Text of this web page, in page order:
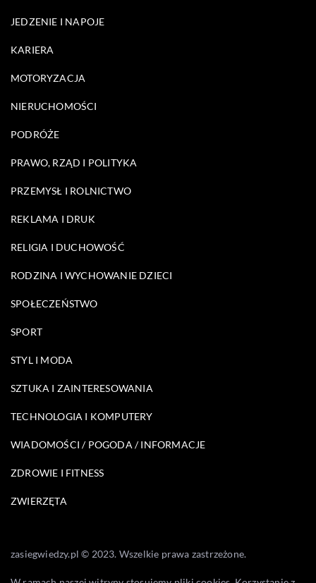
JEDZENIE I NAPOJE
KARIERA
MOTORYZACJA
NIERUCHOMOŚCI
PODRÓŻE
PRAWO, RZĄD I POLITYKA
PRZEMYSŁ I ROLNICTWO
REKLAMA I DRUK
RELIGIA I DUCHOWOŚĆ
RODZINA I WYCHOWANIE DZIECI
SPOŁECZEŃSTWO
SPORT
STYL I MODA
SZTUKA I ZAINTERESOWANIA
TECHNOLOGIA I KOMPUTERY
WIADOMOŚCI / POGODA / INFORMACJE
ZDROWIE I FITNESS
ZWIERZĘTA
zasiegwiedzy.pl © 2023. Wszelkie prawa zastrzeżone.